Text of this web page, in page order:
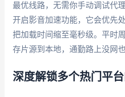
最优线路，无需你手动调试代
开启影音加速功能，它会优先
把加载时间缩至毫秒级。平时
存片源到本地，通勤路上没网
深度解锁多个热门平